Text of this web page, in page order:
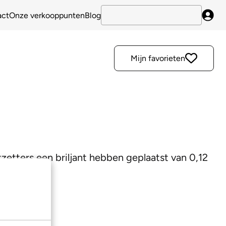
Onze verkooppuntenBlog
Mijn favorieten
een briljant hebben geplaatst van 0,12